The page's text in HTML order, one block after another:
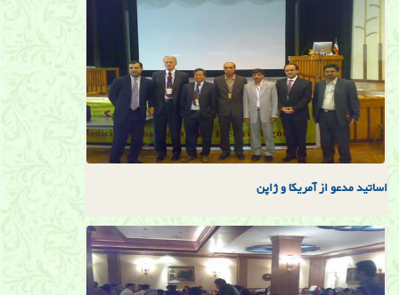
اساتيد مدعو از آمريكا و ژاپن